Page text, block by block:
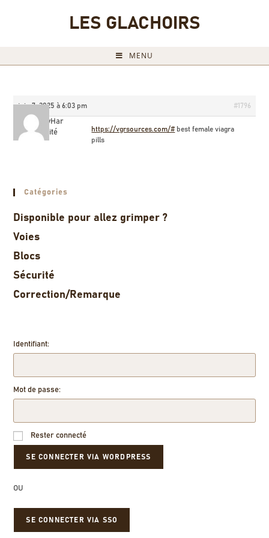
LES GLACHOIRS
MENU
juin 7, 2025 à 6:03 pm #1796
RodneyHar
Invité
https://vgrsources.com/# best female viagra
pills
Catégories
Disponible pour allez grimper ?
Voies
Blocs
Sécurité
Correction/Remarque
Identifiant:
Mot de passe:
Rester connecté
OU
SE CONNECTER VIA SSO